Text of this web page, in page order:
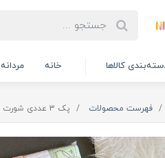
کالاها خانه مردانه
فهرست محصولات پک 3 عددی شورت اسلیپ کوزا